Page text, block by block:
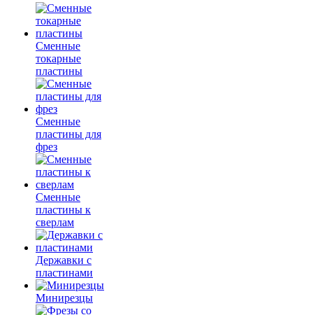
Сменные
токарные
пластины
Сменные
пластины для
фрез
Сменные
пластины к
сверлам
Державки с
пластинами
Минирезцы